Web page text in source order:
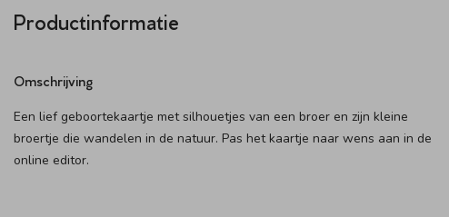
Productinformatie
Omschrijving
Een lief geboortekaartje met silhouetjes van een broer en zijn kleine
broertje die wandelen in de natuur. Pas het kaartje naar wens aan in de
online editor.